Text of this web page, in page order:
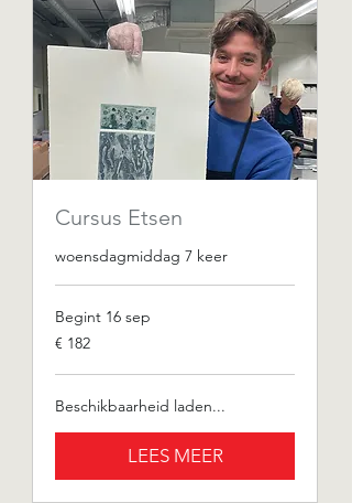
Cursus Etsen
woensdagmiddag 7 keer
Begint 16 sep
182
euro
€ 182
Beschikbaarheid laden...
LEES MEER